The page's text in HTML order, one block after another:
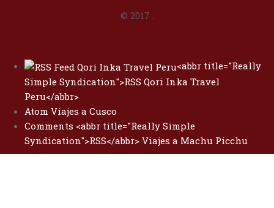
© 2017
<abbr title="Really
Simple Syndication">RSS Qori Inka Travel
Peru</abbr>
Atom Viajes a Cusco
Comments <abbr title="Really Simple
Syndication">RSS</abbr> Viajes a Machu Picchu